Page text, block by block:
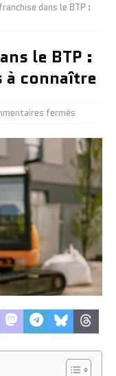
dans le BTP :
le BTP :
connaître
fermés